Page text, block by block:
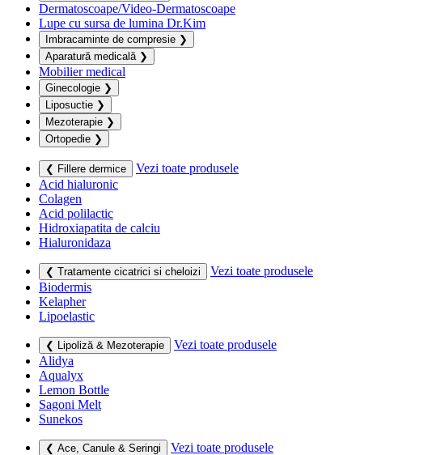
Dermatoscoape/Video-Dermatoscoape
Lupe cu sursa de lumina Dr.Kim
Imbracaminte de compresie ❯
Aparatură medicală ❯
Mobilier medical
Ginecologie ❯
Liposuctie ❯
Mezoterapie ❯
Ortopedie ❯
❮ Fillere dermice
Vezi toate produsele
Acid hialuronic
Colagen
Acid polilactic
Hidroxiapatita de calciu
Hialuronidaza
❮ Tratamente cicatrici si cheloizi
Vezi toate produsele
Biodermis
Kelapher
Lipoelastic
❮ Lipoliză & Mezoterapie
Vezi toate produsele
Alidya
Aqualyx
Lemon Bottle
Sagoni Melt
Sunekos
❮ Ace, Canule & Seringi
Vezi toate produsele